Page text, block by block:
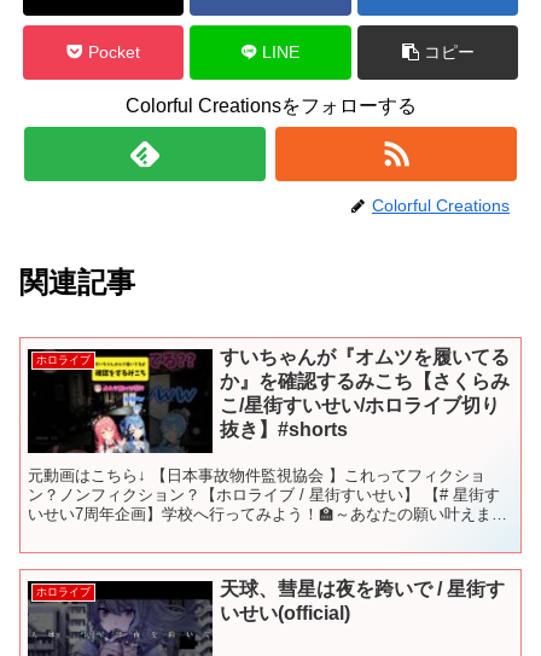
Pocket LINE コピー
Colorful Creationsをフォローする
Colorful Creations
関連記事
ホロライブ
すいちゃんが『オムツを履いてる
か』を確認するみこち【さくらみ
こ/星街すいせい/ホロライブ切り
抜き】#shorts
元動画はこちら↓ 【日本事故物件監視協会 】これってフィクショ
ン？ノンフィクション？【ホロライブ / 星街すいせい】 【# 星街す
いせい7周年企画】学校へ行ってみよう！🏫～あなたの願い叶えます
ホロライブ
天球、彗星は夜を跨いで / 星街す
いせい(official)